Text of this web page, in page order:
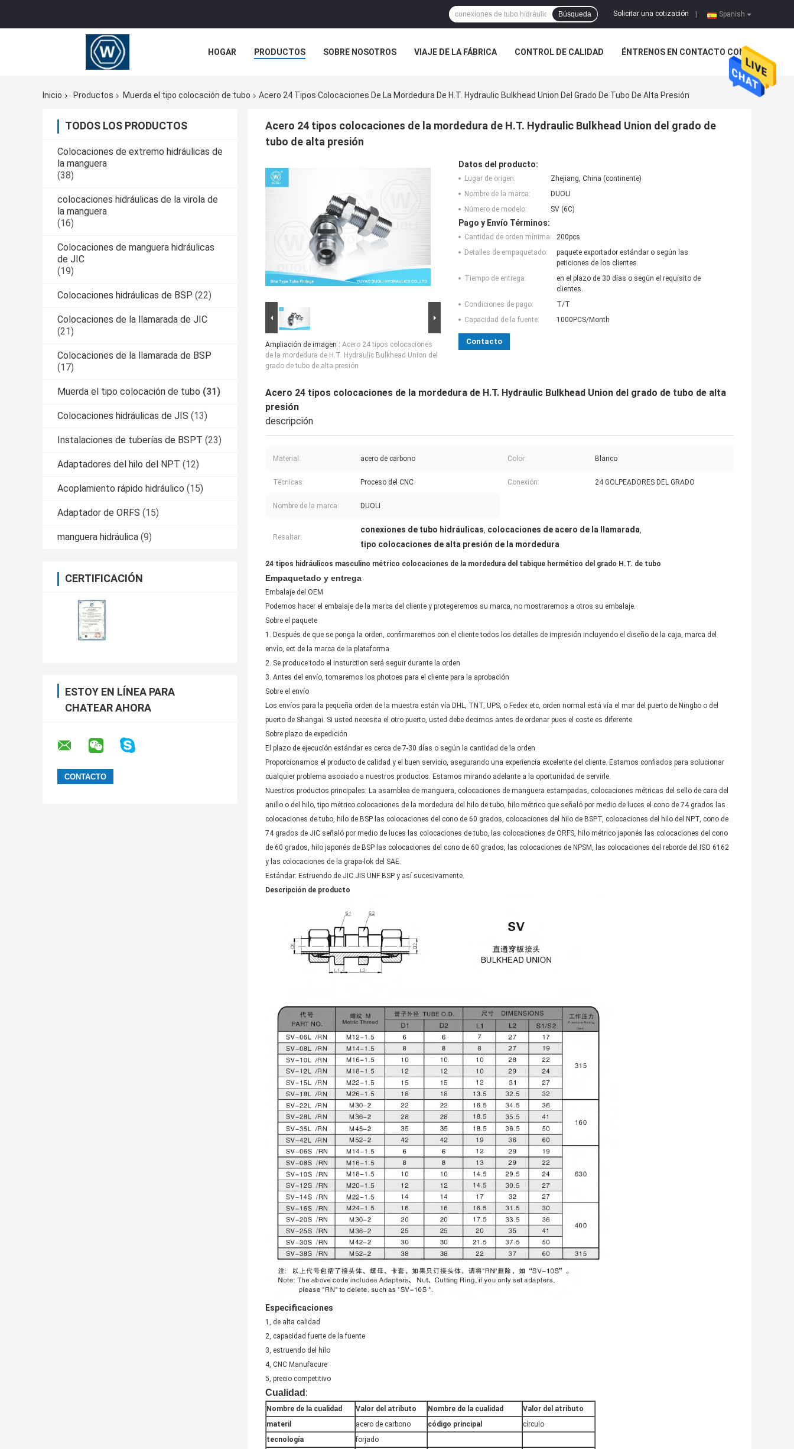
Spanish
Solicitar una cotización
Búsqueda
HOGAR PRODUCTOS SOBRE NOSOTROS VIAJE DE LA FÁBRICA CONTROL DE CALIDAD ÉNTRENOS EN CONTACTO CON
Inicio
Productos Muerda el tipo colocación de tubo Acero 24 Tipos Colocaciones De La Mordedura De H.T. Hydraulic Bulkhead Union Del Grado De Tubo De Alta Presión
TODOS LOS PRODUCTOS
Colocaciones de extremo hidráulicas de
la manguera
(38)
colocaciones hidráulicas de la virola de
la manguera
(16)
Colocaciones de manguera hidráulicas
de JIC
(19)
Colocaciones hidráulicas de BSP (22)
Colocaciones de la llamarada de JIC
(21)
Colocaciones de la llamarada de BSP
(17)
Muerda el tipo colocación de tubo (31)
Colocaciones hidráulicas de JIS (13)
Instalaciones de tuberías de BSPT (23)
Adaptadores del hilo del NPT (12)
Acoplamiento rápido hidráulico (15)
Adaptador de ORFS (15)
manguera hidráulica (9)
CERTIFICACIÓN
ESTOY EN LÍNEA PARA
CHATEAR AHORA
Acero 24 tipos colocaciones de la mordedura de H.T. Hydraulic Bulkhead Union del grado de
tubo de alta presión
Ampliación de imagen : Acero 24 tipos colocaciones
de la mordedura de H.T. Hydraulic Bulkhead Union del
grado de tubo de alta presión
Datos del producto:
Lugar de origen:
Zhejiang, China (continente)
Nombre de la marca:
DUOLI
Número de modelo:
SV (6C)
Pago y Envío Términos:
Cantidad de orden mínima:
200pcs
Detalles de empaquetado:
paquete exportador estándar o según las
peticiones de los clientes.
Tiempo de entrega:
en el plazo de 30 días o según el requisito de
clientes.
Condiciones de pago:
T/T
Capacidad de la fuente:
1000PCS/Month
Contacto
Acero 24 tipos colocaciones de la mordedura de H.T. Hydraulic Bulkhead Union del grado de tubo de alta
presión
descripción
Material: acero de carbono Color: Blanco
Técnicas: Proceso del CNC Conexión: 24 GOLPEADORES DEL GRADO
Nombre de la marca: DUOLI
Resaltar:
conexiones de tubo hidráulicas, colocaciones de acero de la llamarada,
tipo colocaciones de alta presión de la mordedura
24 tipos hidráulicos masculino métrico colocaciones de la mordedura del tabique hermético del grado H.T. de tubo
Empaquetado y entrega
Embalaje del OEM
Podemos hacer el embalaje de la marca del cliente y protegeremos su marca, no mostraremos a otros su embalaje.
Sobre el paquete
1. Después de que se ponga la orden, confirmaremos con el cliente todos los detalles de impresión incluyendo el diseño de la caja, marca del
envío, ect de la marca de la plataforma
2. Se produce todo el insturction será seguir durante la orden
3. Antes del envío, tomaremos los photoes para el cliente para la aprobación
Sobre el envío
Los envíos para la pequeña orden de la muestra están vía DHL, TNT, UPS, o Fedex etc, orden normal está vía el mar del puerto de Ningbo o del
puerto de Shangai. Si usted necesita el otro puerto, usted debe decirnos antes de ordenar pues el coste es diferente.
Sobre plazo de expedición
El plazo de ejecución estándar es cerca de 7-30 días o según la cantidad de la orden
Proporcionamos el producto de calidad y el buen servicio, asegurando una experiencia excelente del cliente. Estamos confiados para solucionar
cualquier problema asociado a nuestros productos. Estamos mirando adelante a la oportunidad de servirle.
Nuestros productos principales: La asamblea de manguera, colocaciones de manguera estampadas, colocaciones métricas del sello de cara del
anillo o del hilo, tipo métrico colocaciones de la mordedura del hilo de tubo, hilo métrico que señaló por medio de luces el cono de 74 grados las
colocaciones de tubo, hilo de BSP las colocaciones del cono de 60 grados, colocaciones del hilo de BSPT, colocaciones del hilo del NPT, cono de
74 grados de JIC señaló por medio de luces las colocaciones de tubo, las colocaciones de ORFS, hilo métrico japonés las colocaciones del cono
de 60 grados, hilo japonés de BSP las colocaciones del cono de 60 grados, las colocaciones de NPSM, las colocaciones del reborde del ISO 6162
y las colocaciones de la grapa-lok del SAE.
Estándar: Estruendo de JIC JIS UNF BSP y así sucesivamente.
Descripción de producto
Especificaciones
1, de alta calidad
2, capacidad fuerte de la fuente
3, estruendo del hilo
4, CNC Manufacure
5, precio competitivo
Cualidad :
Nombre de la cualidad Valor del atributo Nombre de la cualidad
Valor del atributo
materil
acero de carbono código principal
círculo
tecnología
forjado